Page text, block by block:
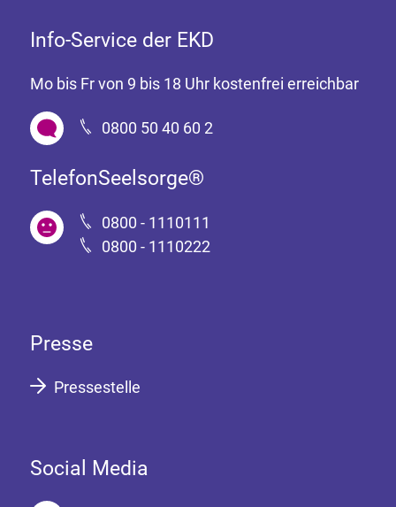
Info-Service der EKD
Mo bis Fr von 9 bis 18 Uhr kostenfrei erreichbar
0800 50 40 60 2
TelefonSeelsorge®
0800 - 1110111
0800 - 1110222
Presse
Pressestelle
Social Media